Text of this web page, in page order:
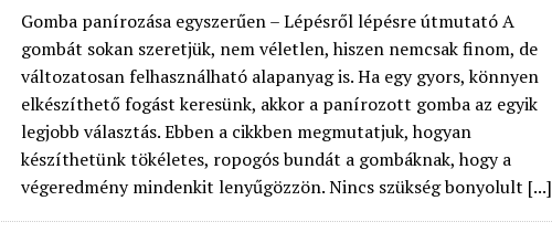
Gomba panírozása egyszerűen – Lépésről lépésre útmutató A
gombát sokan szeretjük, nem véletlen, hiszen nemcsak finom, de
változatosan felhasználható alapanyag is. Ha egy gyors, könnyen
elkészíthető fogást keresünk, akkor a panírozott gomba az egyik
legjobb választás. Ebben a cikkben megmutatjuk, hogyan
készíthetünk tökéletes, ropogós bundát a gombáknak, hogy a
végeredmény mindenkit lenyűgözzön. Nincs szükség bonyolult [...]